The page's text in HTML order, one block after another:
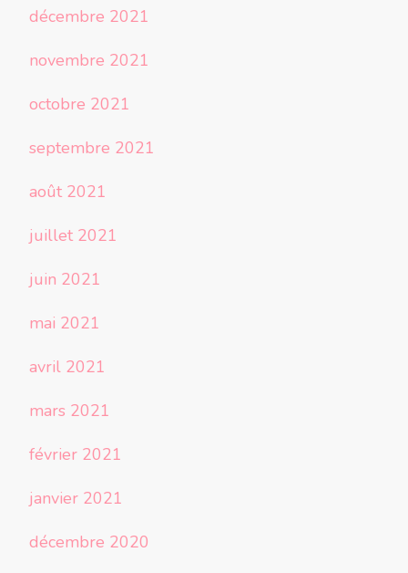
décembre 2021
novembre 2021
octobre 2021
septembre 2021
août 2021
juillet 2021
juin 2021
mai 2021
avril 2021
mars 2021
février 2021
janvier 2021
décembre 2020